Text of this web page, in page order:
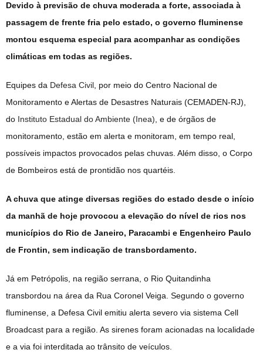
Devido à previsão de chuva moderada a forte, associada à
passagem de frente fria pelo estado, o governo fluminense
montou esquema especial para acompanhar as condições
climáticas em todas as regiões.
Equipes da Defesa Civil, por meio do Centro Nacional de
Monitoramento e Alertas de Desastres Naturais (CEMADEN-RJ),
do Instituto Estadual do Ambiente (Inea), e de órgãos de
monitoramento, estão em alerta e monitoram, em tempo real,
possíveis impactos provocados pelas chuvas. Além disso, o Corpo
de Bombeiros está de prontidão nos quartéis.
A chuva que atinge diversas regiões do estado desde o início
da manhã de hoje provocou a elevação do nível de rios nos
municípios do Rio de Janeiro, Paracambi e Engenheiro Paulo
de Frontin, sem indicação de transbordamento.
Já em Petrópolis, na região serrana, o Rio Quitandinha
transbordou na área da Rua Coronel Veiga. Segundo o governo
fluminense, a Defesa Civil emitiu alerta severo via sistema Cell
Broadcast para a região. As sirenes foram acionadas na localidade
e a via foi interditada ao trânsito de veículos.